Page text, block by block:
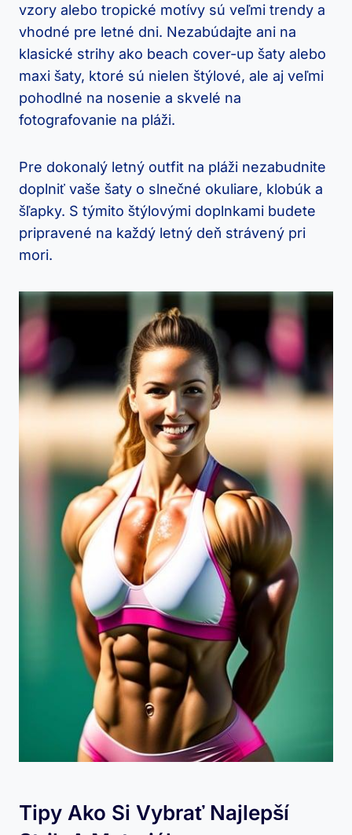
vzory alebo tropické motívy sú veľmi trendy a
vhodné pre letné dni. Nezabúdajte ani na
klasické strihy ako beach cover-up šaty alebo
maxi šaty, ktoré sú nielen štýlové, ale aj veľmi
pohodlné na nosenie a skvelé na
fotografovanie na pláži.
Pre dokonalý letný outfit na pláži nezabudnite
doplniť vaše šaty o slnečné okuliare, klobúk a
šľapky. S týmito štýlovými doplnkami budete
pripravené na každý letný deň strávený pri
mori.
Tipy Ako Si Vybrať Najlepší